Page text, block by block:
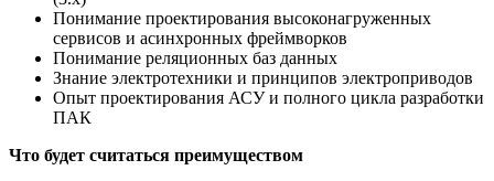
Понимание проектирования высоконагруженных
сервисов и асинхронных фреймворков
Понимание реляционных баз данных
Знание электротехники и принципов электроприводов
Опыт проектирования АСУ и полного цикла разработки
ПАК
Что будет считаться преимуществом